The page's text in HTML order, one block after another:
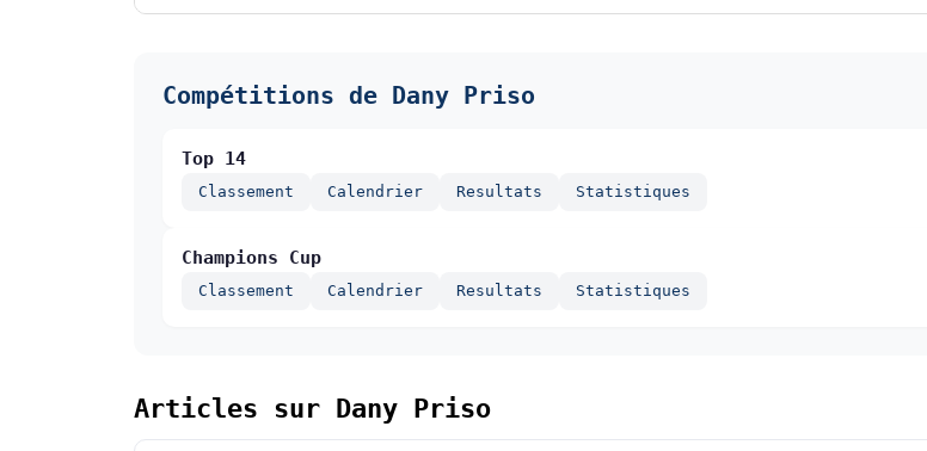
Compétitions de Dany Priso
Top 14
Classement Calendrier Resultats Statistiques
Champions Cup
Classement Calendrier Resultats Statistiques
Articles sur Dany Priso